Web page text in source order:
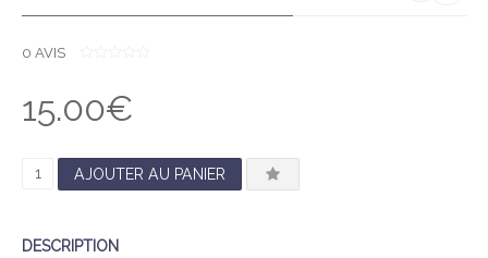
0 AVIS
U
T
5
15.00€
N
AJOUTER AU PANIER
DESCRIPTION